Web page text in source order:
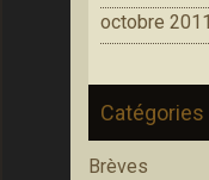
octobre 2011
Catégories
Brèves